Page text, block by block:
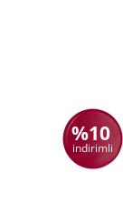
%10
indirimli